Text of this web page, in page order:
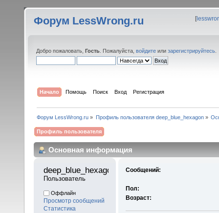
Форум LessWrong.ru [
Добро пожаловать, Гость . Пожалуйста, войдите или зарегистрируйтесь
Начало Помощь Поиск Вход Регистрация
Форум LessWrong.ru » Профиль пользователя deep_blue_hexagon»
Профиль пользователя
Основная информация
Пользователь
Оффлайн
Просмотр сообщений
Статистика
Сообщений:
Пол:
Возраст: